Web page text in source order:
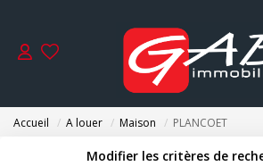
ACHETER
Accueil A louer Maison PLANCOET
Modifier les critères de